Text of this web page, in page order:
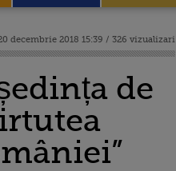
decembrie 2018 15:39 / 326 vizualizari
de